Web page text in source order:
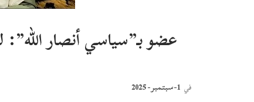
عضو بـ”سياسي أنصار الله”:
في 1-سبتمبر- 2025